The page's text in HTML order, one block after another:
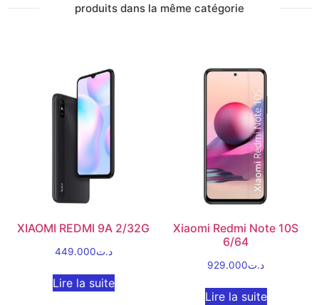
produits dans la même catégorie
XIAOMI REDMI 9A 2/32G
د.ت449.000
Lire la suite
Xiaomi Redmi Note 10S
6/64
د.ت929.000
Lire la suite